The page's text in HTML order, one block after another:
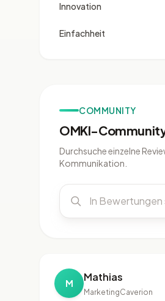
Innovation
Einfachheit
COMMUNITY
OMKI-
Durchsuche einzelne
Kommunikation.
M Mathias
MarketingCaverion